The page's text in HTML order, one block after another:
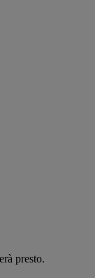
presto.